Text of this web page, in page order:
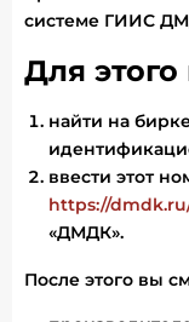
системе ГИИС
Для
найти на
ввести этот
https://
«ДМДК».
После этого вы